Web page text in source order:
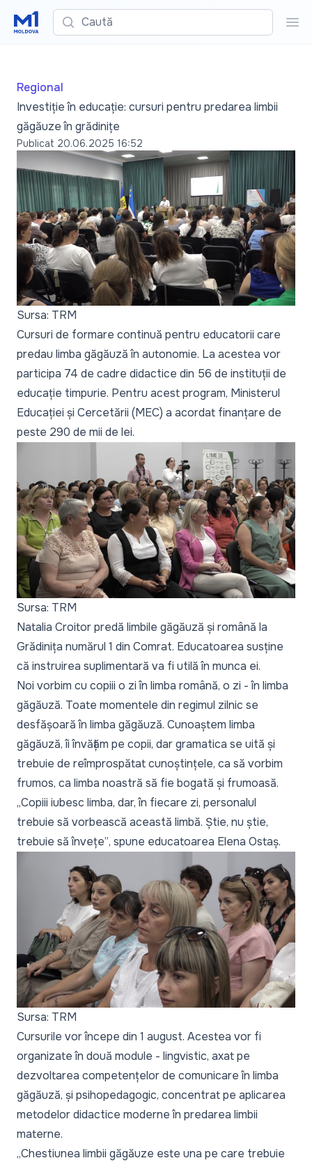
Caută
Regional
Investiție în educație: cursuri pentru predarea limbii
găgăuze în grădinițe
Publicat 20.06.2025 16:52
Sursa: TRM
Cursuri de formare continuă pentru educatorii care
predau limba găgăuză în autonomie. La acestea vor
participa 74 de cadre didactice din 56 de instituții de
educație timpurie. Pentru acest program, Ministerul
Educației și Cercetării (MEC) a acordat finanțare de
peste 290 de mii de lei.
Sursa: TRM
Natalia Croitor predă limbile găgăuză și română la
Grădinița numărul 1 din Comrat. Educatoarea susține
că instruirea suplimentară va fi utilă în munca ei.
Noi vorbim cu copiii o zi în limba română, o zi - în limba
găgăuză. Toate momentele din regimul zilnic se
desfășoară în limba găgăuză. Cunoaștem limba
găgăuză, îi învățăm pe copii, dar gramatica se uită și
trebuie de reîmprospătat cunoștințele, ca să vorbim
frumos, ca limba noastră să fie bogată și frumoasă.
„Copiii iubesc limba, dar, în fiecare zi, personalul
trebuie să vorbească această limbă. Știe, nu știe,
trebuie să învețe”, spune educatoarea Elena Ostaș.
Sursa: TRM
Cursurile vor începe din 1 august. Acestea vor fi
organizate în două module - lingvistic, axat pe
dezvoltarea competențelor de comunicare în limba
găgăuză, și psihopedagogic, concentrat pe aplicarea
metodelor didactice moderne în predarea limbii
materne.
„Chestiunea limbii găgăuze este una pe care trebuie